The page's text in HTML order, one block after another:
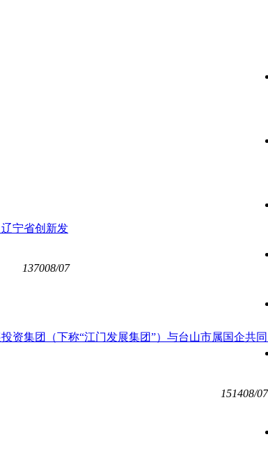
宁省创新发
137008/07
资集团（下称“江门发展集团”）与台山市属国企共
151408/07